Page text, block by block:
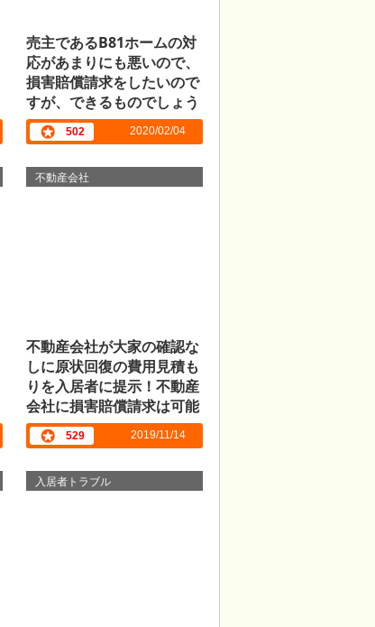
売主であるB81ホームの対
応があまりにも悪いので、
損害賠償請求をしたいので
すが、できるものでしょう
か？
502 2020/02/04
不動産会社
不動産会社が大家の確認な
しに原状回復の費用見積も
りを入居者に提示！不動産
会社に損害賠償請求は可能
でしょうか。
529 2019/11/14
入居者トラブル